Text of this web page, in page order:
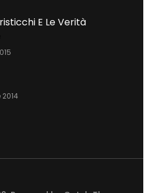
E Le Verità